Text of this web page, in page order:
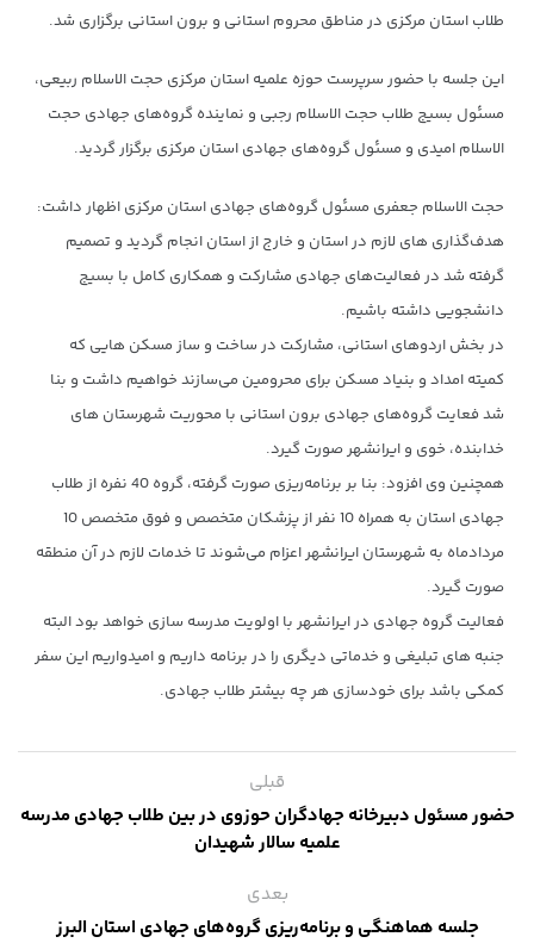
طلاب استان مرکزی در مناطق محروم استانی و برون استانی برگزاری شد.
این جلسه با حضور سرپرست حوزه علمیه استان مرکزی حجت الاسلام ربیعی،
مسئول بسیج طلاب حجت الاسلام رجبی و نماینده گروه‌های جهادی حجت
الاسلام امیدی و مسئول گروه‌های جهادی استان مرکزی برگزار گردید.
حجت الاسلام جعفری مسئول گروه‌های جهادی استان مرکزی اظهار داشت:
هدف‌گذاری های لازم در استان و خارج از استان انجام گردید و تصمیم
گرفته شد در فعالیت‌های جهادی مشارکت و همکاری کامل با بسیج
دانشجویی داشته باشیم.
در بخش اردوهای استانی، مشارکت در ساخت و ساز مسکن هایی که
کمیته امداد و بنیاد مسکن برای محرومین می‌سازند خواهیم داشت و بنا
شد فعایت گروه‌های جهادی برون استانی با محوریت شهرستان های
خدابنده، خوی و ایرانشهر صورت گیرد.
همچنین وی افزود: بنا بر برنامه‌ریزی صورت گرفته، گروه 40 نفره از طلاب
جهادی استان به همراه 10 نفر از پزشکان متخصص و فوق متخصص 10
مردادماه به شهرستان ایرانشهر اعزام می‌شوند تا خدمات لازم در آن منطقه
صورت گیرد.
فعالیت گروه جهادی در ایرانشهر با اولویت مدرسه سازی خواهد بود البته
جنبه های تبلیغی و خدماتی دیگری را در برنامه داریم و امیدواریم این سفر
کمکی باشد برای خودسازی هر چه بیشتر طلاب جهادی.
قبلی
حضور مسئول دبیرخانه جهادگران حوزوی در بین طلاب جهادی مدرسه
علمیه سالار شهیدان
بعدی
جلسه هماهنگی و برنامه‌ریزی گروه‌های جهادی استان البرز